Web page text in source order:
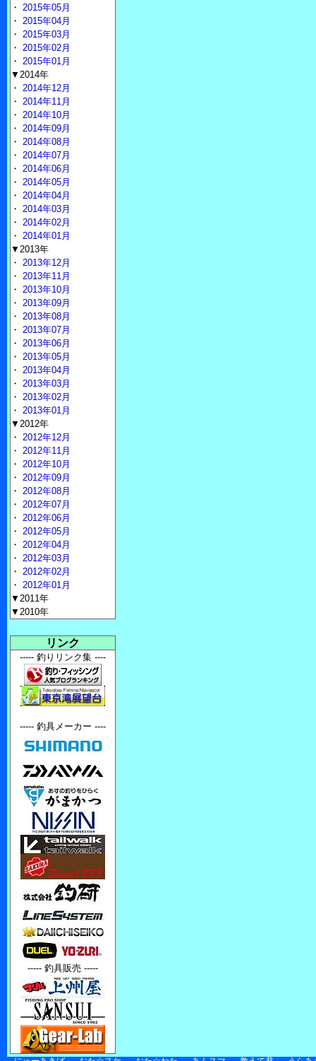
・ 2015年05月
・ 2015年04月
・ 2015年03月
・ 2015年02月
・ 2015年01月
▼2014年
・ 2014年12月
・ 2014年11月
・ 2014年10月
・ 2014年09月
・ 2014年08月
・ 2014年07月
・ 2014年06月
・ 2014年05月
・ 2014年04月
・ 2014年03月
・ 2014年02月
・ 2014年01月
▼2013年
・ 2013年12月
・ 2013年11月
・ 2013年10月
・ 2013年09月
・ 2013年08月
・ 2013年07月
・ 2013年06月
・ 2013年05月
・ 2013年04月
・ 2013年03月
・ 2013年02月
・ 2013年01月
▼2012年
・ 2012年12月
・ 2012年11月
・ 2012年10月
・ 2012年09月
・ 2012年08月
・ 2012年07月
・ 2012年06月
・ 2012年05月
・ 2012年04月
・ 2012年03月
・ 2012年02月
・ 2012年01月
▼2011年
▼2010年
リンク
----- 釣りリンク集 ----
----- 釣具メーカー ----
----- 釣具販売 -----